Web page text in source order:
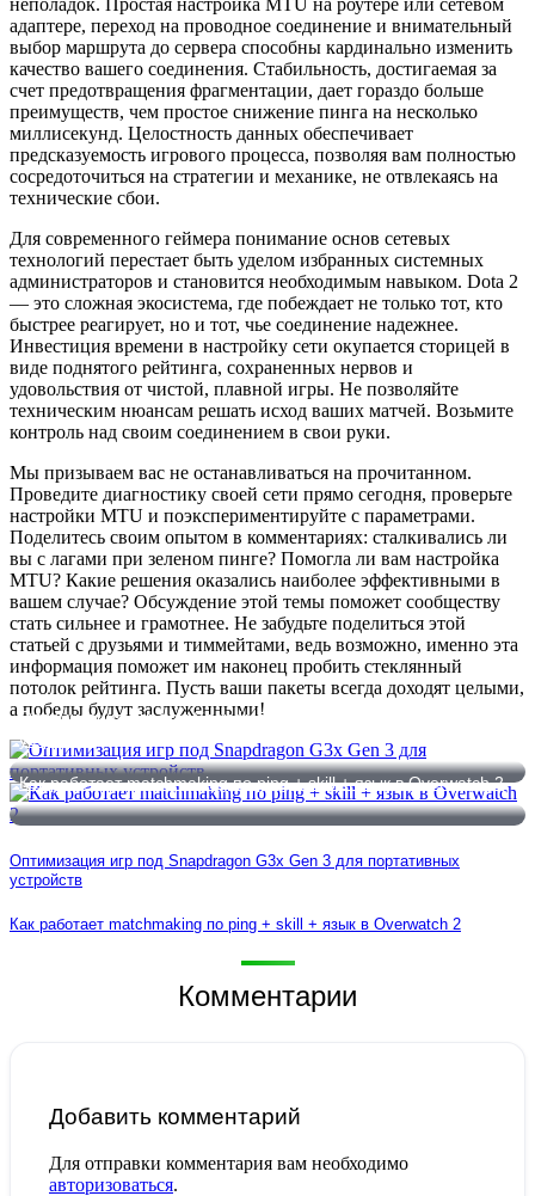
адаптере, переход на проводное соединение и внимательный
выбор маршрута до сервера способны кардинально изменить
качество вашего соединения. Стабильность, достигаемая за
счет предотвращения фрагментации, дает гораздо больше
преимуществ, чем простое снижение пинга на несколько
миллисекунд. Целостность данных обеспечивает
предсказуемость игрового процесса, позволяя вам полностью
сосредоточиться на стратегии и механике, не отвлекаясь на
технические сбои.
Для современного геймера понимание основ сетевых
технологий перестает быть уделом избранных системных
администраторов и становится необходимым навыком. Dota 2
— это сложная экосистема, где побеждает не только тот, кто
быстрее реагирует, но и тот, чье соединение надежнее.
Инвестиция времени в настройку сети окупается сторицей в
виде поднятого рейтинга, сохраненных нервов и
удовольствия от чистой, плавной игры. Не позволяйте
техническим нюансам решать исход ваших матчей. Возьмите
контроль над своим соединением в свои руки.
Мы призываем вас не останавливаться на прочитанном.
Проведите диагностику своей сети прямо сегодня, проверьте
настройки MTU и поэкспериментируйте с параметрами.
Поделитесь своим опытом в комментариях: сталкивались ли
вы с лагами при зеленом пинге? Помогла ли вам настройка
MTU? Какие решения оказались наиболее эффективными в
вашем случае? Обсуждение этой темы поможет сообществу
стать сильнее и грамотнее. Не забудьте поделиться этой
статьей с друзьями и тиммейтами, ведь возможно, именно эта
информация поможет им наконец пробить стеклянный
потолок рейтинга. Пусть ваши пакеты всегда доходят целыми,
а победы будут заслуженными!
Оптимизация игр под Snapdragon G3x Gen 3 для портативных
устройств
Как работает matchmaking по ping + skill + язык в Overwatch 2
Оптимизация игр под Snapdragon G3x Gen 3 для портативных
устройств
Как работает matchmaking по ping + skill + язык в Overwatch 2
Комментарии
Добавить комментарий
Для отправки комментария вам необходимо
авторизоваться.